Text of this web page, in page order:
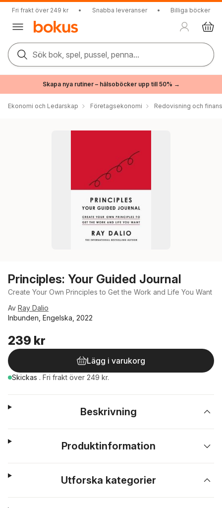
Fri frakt över 249 kr • Snabba leveranser • Billiga böcker
Sök bok, spel, pussel, penna...
Skapa nya rutiner – hälsoböcker upp till 50% →
Ekonomi och Ledarskap Företagsekonomi Redovisning och
Principles: Your Guided Journal
Create Your Own Principles to Get the Work and Life You Want
Av Ray Dalio
Inbunden, Engelska, 2022
239 kr
Lägg i varukorg
Skickas . Fri frakt över 249 kr.
Beskrivning
Produktinformation
Utforska kategorier